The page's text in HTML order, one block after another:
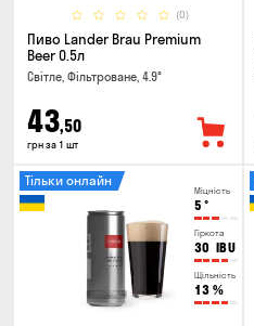
(0)
Пиво Lander Brau Premium
Beer 0.5л
Світле, Фільтроване, 4.9°
43,50
грн за 1 шт
Міцність
5 °
Гіркота
30 IBU
Щільність
13 %
Тільки онлайн